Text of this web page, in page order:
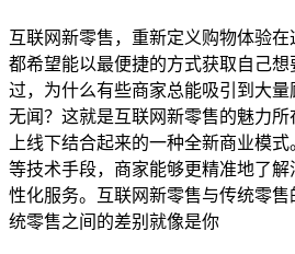
互联网新零售，重新定义购物体验
都希望能以最便捷的方式获取自己
过，为什么有些商家总能吸引到大
无闻？这就是互联网新零售的魅力
上线下结合起来的一种全新商业模
等技术手段，商家能够更精准地了
性化服务。互联网新零售与传统零
统零售之间的差别就像是你